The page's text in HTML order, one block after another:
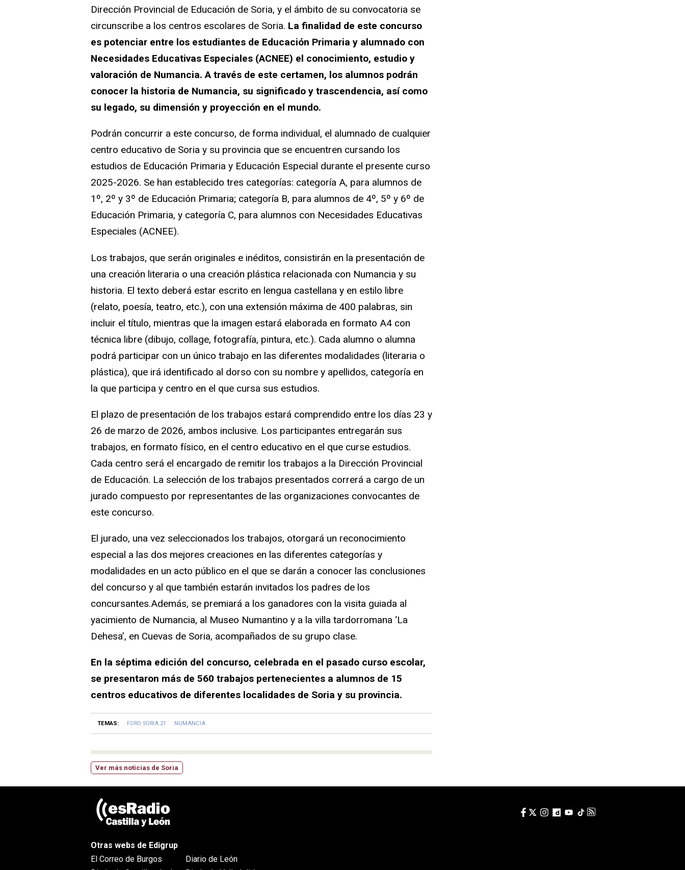
Dirección Provincial de Educación de Soria, y el ámbito de su convocatoria se
circunscribe a los centros escolares de Soria. La finalidad de este concurso
es potenciar entre los estudiantes de Educación Primaria y alumnado con
Necesidades Educativas Especiales (ACNEE) el conocimiento, estudio y
valoración de Numancia. A través de este certamen, los alumnos podrán
conocer la historia de Numancia, su significado y trascendencia, así como
su legado, su dimensión y proyección en el mundo.
Podrán concurrir a este concurso, de forma individual, el alumnado de cualquier
centro educativo de Soria y su provincia que se encuentren cursando los
estudios de Educación Primaria y Educación Especial durante el presente curso
2025-2026. Se han establecido tres categorías: categoría A, para alumnos de
1º, 2º y 3º de Educación Primaria; categoría B, para alumnos de 4º, 5º y 6º de
Educación Primaria, y categoría C, para alumnos con Necesidades Educativas
Especiales (ACNEE).
Los trabajos, que serán originales e inéditos, consistirán en la presentación de
una creación literaria o una creación plástica relacionada con Numancia y su
historia. El texto deberá estar escrito en lengua castellana y en estilo libre
(relato, poesía, teatro, etc.), con una extensión máxima de 400 palabras, sin
incluir el título, mientras que la imagen estará elaborada en formato A4 con
técnica libre (dibujo, collage, fotografía, pintura, etc.). Cada alumno o alumna
podrá participar con un único trabajo en las diferentes modalidades (literaria o
plástica), que irá identificado al dorso con su nombre y apellidos, categoría en
la que participa y centro en el que cursa sus estudios.
El plazo de presentación de los trabajos estará comprendido entre los días 23 y
26 de marzo de 2026, ambos inclusive. Los participantes entregarán sus
trabajos, en formato físico, en el centro educativo en el que curse estudios.
Cada centro será el encargado de remitir los trabajos a la Dirección Provincial
de Educación. La selección de los trabajos presentados correrá a cargo de un
jurado compuesto por representantes de las organizaciones convocantes de
este concurso.
El jurado, una vez seleccionados los trabajos, otorgará un reconocimiento
especial a las dos mejores creaciones en las diferentes categorías y
modalidades en un acto público en el que se darán a conocer las conclusiones
del concurso y al que también estarán invitados los padres de los
concursantes.Además, se premiará a los ganadores con la visita guiada al
yacimiento de Numancia, al Museo Numantino y a la villa tardorromana ‘La
Dehesa’, en Cuevas de Soria, acompañados de su grupo clase.
En la séptima edición del concurso, celebrada en el pasado curso escolar,
se presentaron más de 560 trabajos pertenecientes a alumnos de 15
centros educativos de diferentes localidades de Soria y su provincia.
TEMAS: FORO SORIA 21 NUMANCIA
Ver más noticias de Soria
Otras webs de Edigrup
El Correo de Burgos
Diario de León